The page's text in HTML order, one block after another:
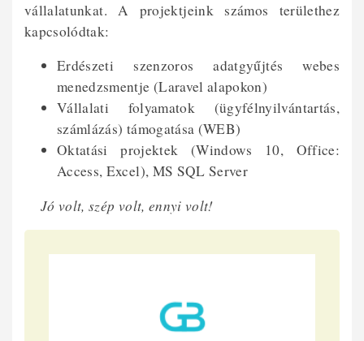
vállalatunkat. A projektjeink számos területhez
kapcsolódtak:
Erdészeti szenzoros adatgyűjtés webes
menedzsmentje (Laravel alapokon)
Vállalati folyamatok (ügyfélnyilvántartás,
számlázás) támogatása (WEB)
Oktatási projektek (Windows 10, Office:
Access, Excel), MS SQL Server
Jó volt, szép volt, ennyi volt!